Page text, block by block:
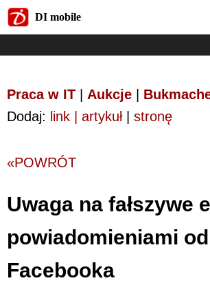
DI mobile
Praca w IT Aukcje
Dodaj: link | artykuł| stronę
«POWRÓT
Uwaga na fałszywe
powiadomieniami od
Facebooka
DI mobile